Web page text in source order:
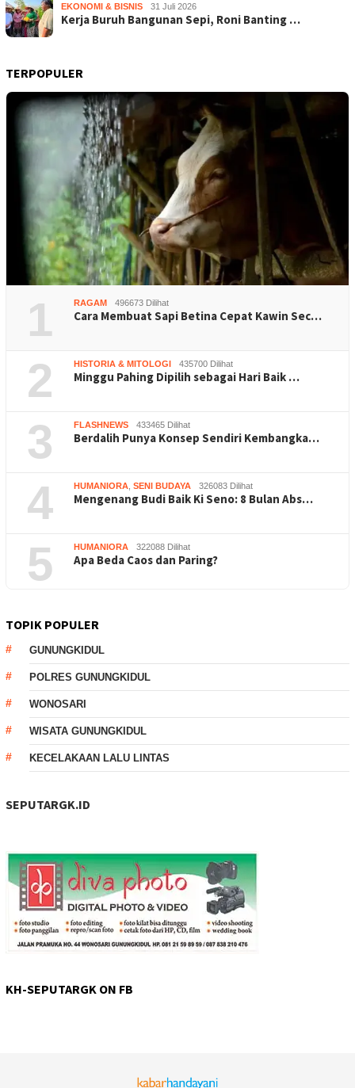
EKONOMI & BISNIS 31 Juli 2026
Kerja Buruh Bangunan Sepi, Roni Banting …
TERPOPULER
1 RAGAM 496673 Dilihat
Cara Membuat Sapi Betina Cepat Kawin Sec…
2 HISTORIA & MITOLOGI 435700 Dilihat
Minggu Pahing Dipilih sebagai Hari Baik …
3 FLASHNEWS 433465 Dilihat
Berdalih Punya Konsep Sendiri Kembangka…
4 HUMANIORA SENI BUDAYA 326083 Dilihat
Mengenang Budi Baik Ki Seno: 8 Bulan Abs…
5 HUMANIORA 322088 Dilihat
Apa Beda Caos dan Paring?
TOPIK POPULER
GUNUNGKIDUL
POLRES GUNUNGKIDUL
WONOSARI
WISATA GUNUNGKIDUL
KECELAKAAN LALU LINTAS
SEPUTARGK.ID
KH-SEPUTARGK ON FB